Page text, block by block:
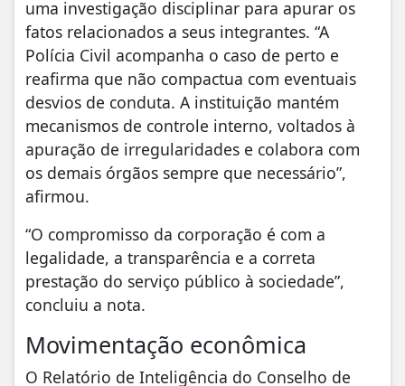
uma investigação disciplinar para apurar os
fatos relacionados a seus integrantes. “A
Polícia Civil acompanha o caso de perto e
reafirma que não compactua com eventuais
desvios de conduta. A instituição mantém
mecanismos de controle interno, voltados à
apuração de irregularidades e colabora com
os demais órgãos sempre que necessário”,
afirmou.
“O compromisso da corporação é com a
legalidade, a transparência e a correta
prestação do serviço público à sociedade”,
concluiu a nota.
Movimentação econômica
O Relatório de Inteligência do Conselho de